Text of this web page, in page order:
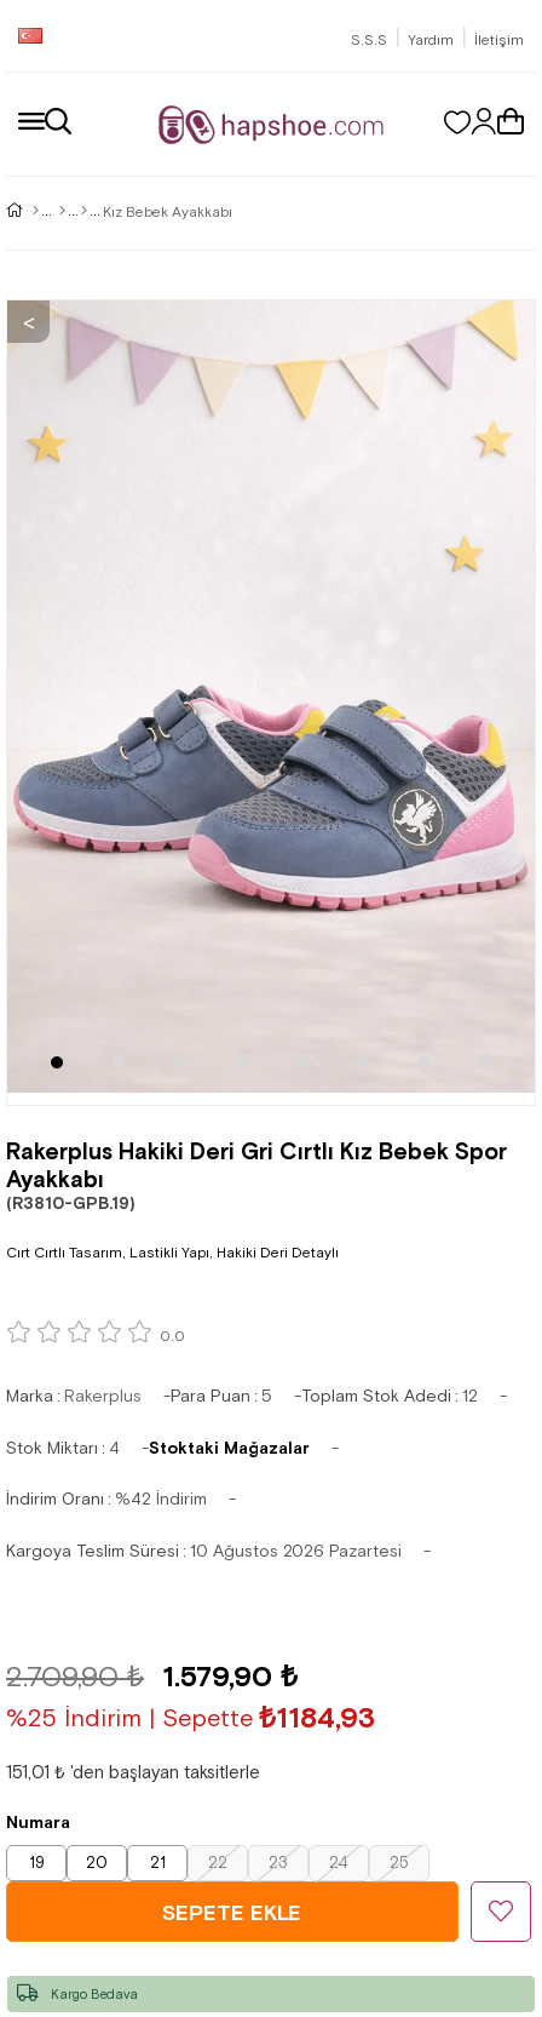
S.S.S | Yardım | İletişim
Kız Bebek Ayakkabı
Rakerplus Hakiki Deri Gri Cırtlı Kız Bebek Spor
Ayakkabı
(R3810-GPB.19)
Cırt Cırtlı Tasarım, Lastikli Yapı, Hakiki Deri Detaylı
0.0
Marka: Rakerplus Para Puan : 5 Toplam Stok Adedi : 12
Stok Miktarı : 4 Stoktaki Mağazalar
İndirim Oranı : %42 İndirim
Kargoya Teslim Süresi : 10 Ağustos 2026 Pazartesi
2.709,90 ₺ 1.579,90 ₺
%25 İndirim | Sepette ₺1184,93
151,01 ₺ 'den başlayan taksitlerle
Numara
19 20 21 22 23 24 25
Kargo Bedava